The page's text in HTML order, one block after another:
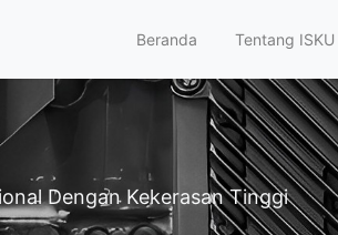
Beranda Tentang ISKU
Dengan Kekerasan Tinggi